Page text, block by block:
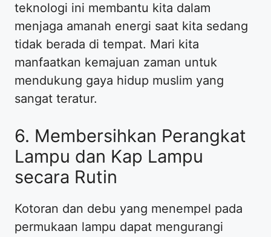
teknologi ini membantu kita dalam
menjaga amanah energi saat kita sedang
tidak berada di tempat. Mari kita
manfaatkan kemajuan zaman untuk
mendukung gaya hidup muslim yang
sangat teratur.
6. Membersihkan Perangkat
Lampu dan Kap Lampu
secara Rutin
Kotoran dan debu yang menempel pada
permukaan lampu dapat mengurangi